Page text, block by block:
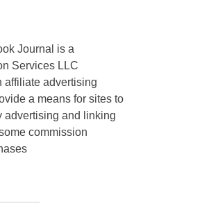
Journal is a
Services LLC
affiliate advertising
a means for sites to
advertising and linking
commission